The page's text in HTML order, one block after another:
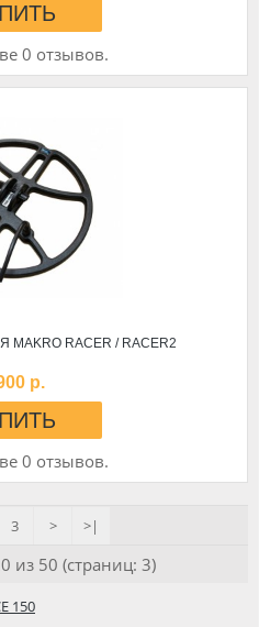
MAKRO RACER / RACER2
р.
3 > >|
из 50 (страниц: 3)
150